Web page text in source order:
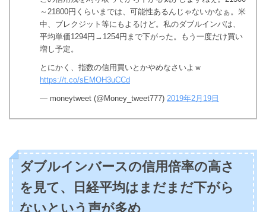
～21800円くらいまでは、可能性あるんじゃないかなぁ。米
中、ブレクジット等にもよるけど。私のダブルインバは、
平均単価1294円→1254円まで下がった。もう一度だけ買い
増し予定。
とにかく、指数の信用買いとかやめなさいよｗ
https://t.co/sEMOH3uCCd
— moneytweet (@Money_tweet777) 2019年2月19日
ダブルインバースの信用倍率の高さ
を見て、日経平均はまだまだ下がら
ないという声が多め